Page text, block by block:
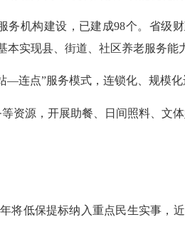
构建设，已建成98个。省级财
本实现县、街道、社区养老服
连点”服务模式，连锁化、规模
源，开展助餐、日间照料、文体
。
低保提标纳入重点民生实事，